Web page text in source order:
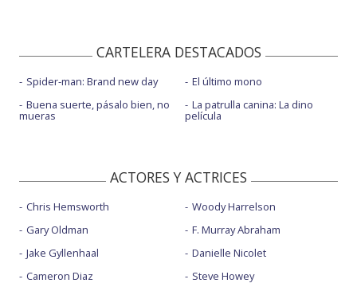
CARTELERA DESTACADOS
Spider-man: Brand new day
Buena suerte, pásalo bien, no
mueras
El último mono
La patrulla canina: La dino
película
ACTORES Y ACTRICES
Chris Hemsworth
Gary Oldman
Jake Gyllenhaal
Cameron Diaz
Woody Harrelson
F. Murray Abraham
Danielle Nicolet
Steve Howey